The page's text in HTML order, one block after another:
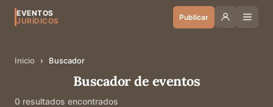
EVENTOS
JURÍDICOS
Publicar
Inicio › Buscador
Buscador de eventos
0 resultados encontrados